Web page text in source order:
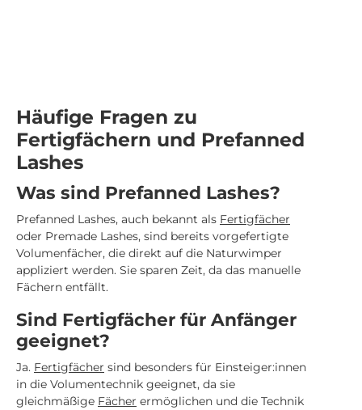
Häufige Fragen zu
Fertigfächern und Prefanned
Lashes
Was sind Prefanned Lashes?
Prefanned Lashes, auch bekannt als Fertigfächer
oder Premade Lashes, sind bereits vorgefertigte
Volumenfächer, die direkt auf die Naturwimper
appliziert werden. Sie sparen Zeit, da das manuelle
Fächern entfällt.
Sind Fertigfächer für Anfänger
geeignet?
Ja. Fertigfächer sind besonders für Einsteiger:innen
in die Volumentechnik geeignet, da sie
gleichmäßige Fächer ermöglichen und die Technik